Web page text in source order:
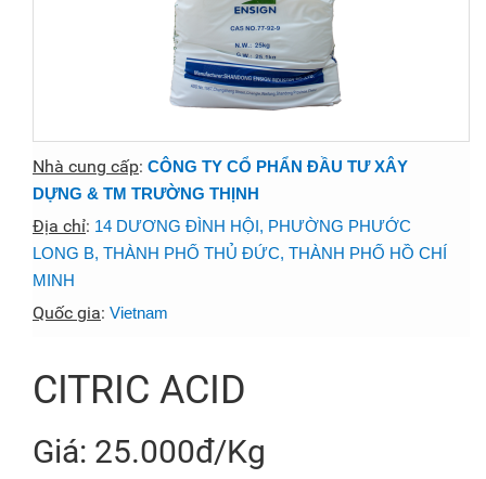
Nhà cung cấp: CÔNG TY CỔ PHẨN ĐẦU TƯ XÂY
DỰNG & TM TRƯỜNG THỊNH
Địa chỉ: 14 DƯƠNG ĐÌNH HỘI, PHƯỜNG PHƯỚC
LONG B, THÀNH PHỐ THỦ ĐỨC, THÀNH PHỐ HỒ CHÍ
MINH
Quốc gia: Vietnam
CITRIC ACID
Giá: 25.000đ/Kg